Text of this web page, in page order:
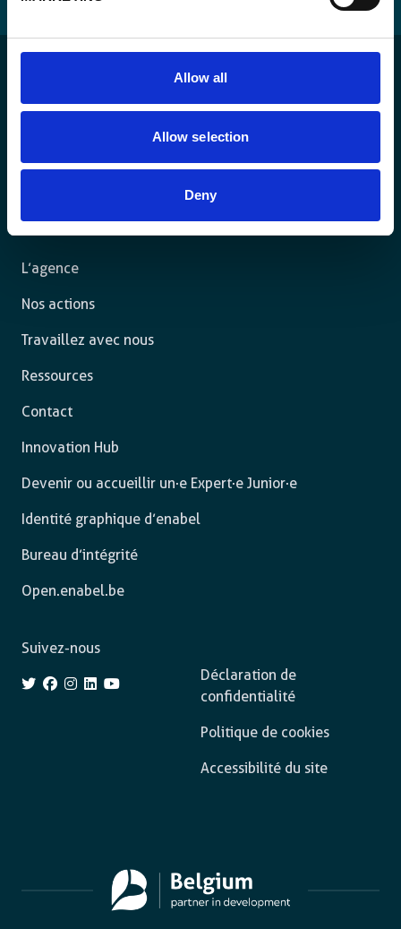
Allow all
Allow selection
Deny
Pour un monde durable où toutes les personnes vivent
L’agence
Nos actions
Travaillez avec nous
Ressources
Contact
Innovation Hub
Devenir ou accueillir un·e Expert·e Junior·e
Identité graphique d’enabel
Bureau d’intégrité
Open.enabel.be
Déclaration de
confidentialité
Politique de cookies
Accessibilité du site
Suivez-nous